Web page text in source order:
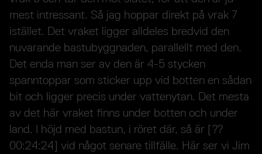
mest intressant. Så jag hoppar direkt på vrak 7
istället. Det vraket ligger alldeles bredvid den
nuvarande bastubyggnaden, parallellt med den.
Det enda man ser av den är 4-5 stycken
spanntoppar som sticker upp vid botten en sådan
bit och ligger precis under vattenytan. Det mesta
av det här vraket finns under botten och under
land. I höjd med bastun, i röret där, så är [??
00:24:24] vid något senare tillfälle. Här ser vi Jim